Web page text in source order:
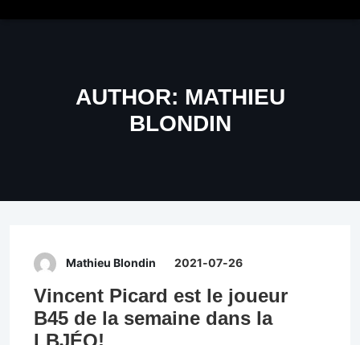
AUTHOR: MATHIEU
BLONDIN
Mathieu Blondin 2021-07-26
Vincent Picard est le joueur
B45 de la semaine dans la
LBJÉQ!